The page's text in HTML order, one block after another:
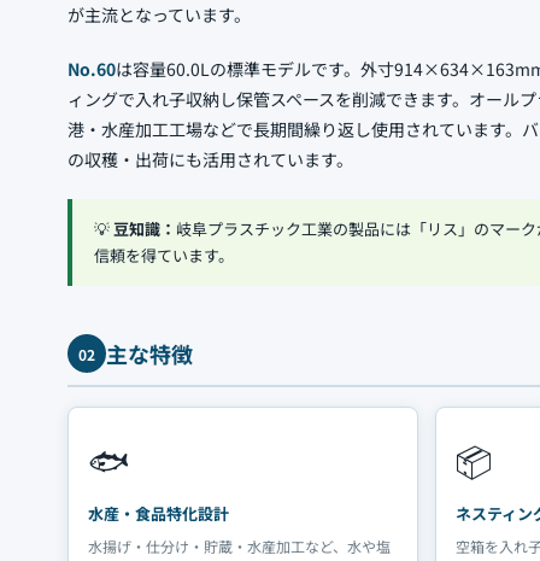
が主流となっています。
No.60は容量60.0Lの標準モデルです。外寸
ィングで入れ子収納し保管スペースを削減できます。オール
港・水産加工工場などで長期間繰り返し使用されています。
の収穫・出荷にも活用されています。
💡豆知識： 岐阜プラスチック工業の製品には「リス」のマー
信頼を得ています。
02 主な特徴
🐟
水産・食品特化設計
水揚げ・仕分け・貯蔵・水産加工など、水や塩
📦
ネスティン
空箱を入れ